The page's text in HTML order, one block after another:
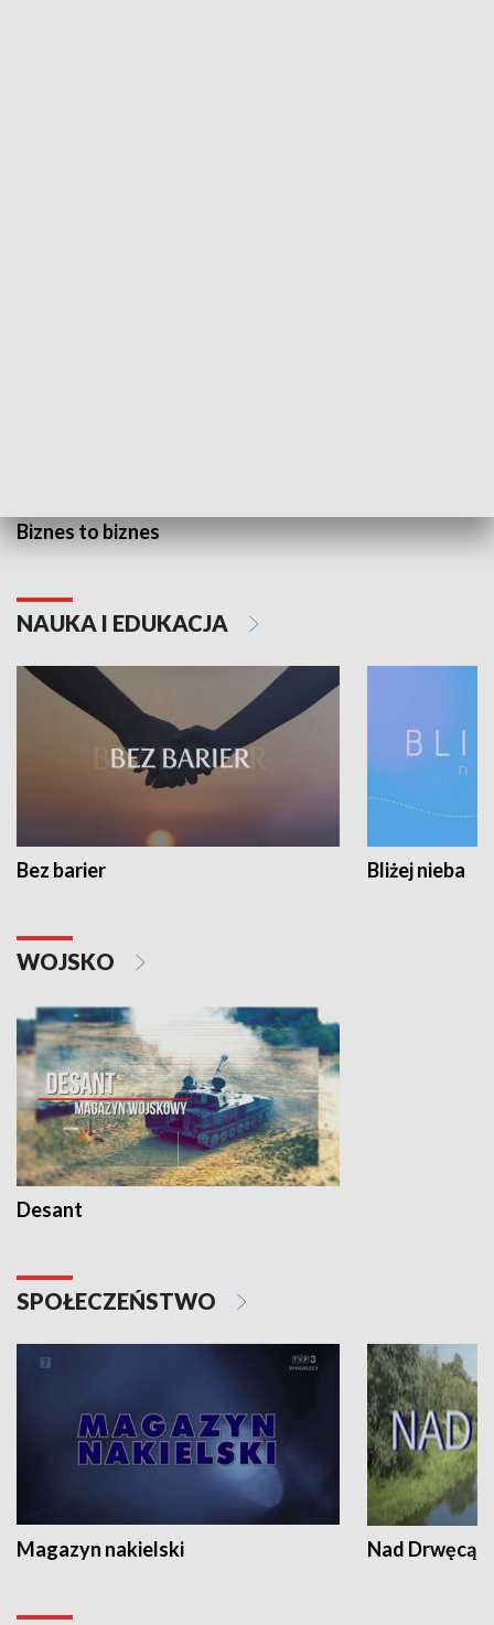
Biznes to biznes
NAUKA I EDUKACJA
Bez barier Bliżej nieba
WOJSKO
Desant
SPOŁECZEŃSTWO
Magazyn nakielski Nad Drwęcą